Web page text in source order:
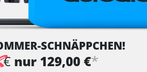
SCHNÄPPCHEN!
€ nur 129,00 €*